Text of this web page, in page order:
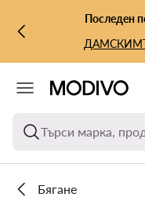
КЪМ ОСНОВНОТО
КЪМ ТЪРСЕНЕПоследен
ДАМСКИ
Търси марка,
Бягане